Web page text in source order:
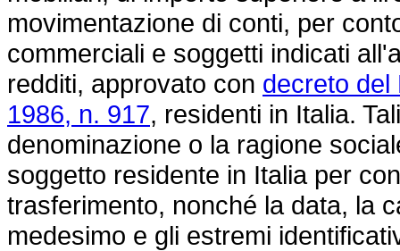
movimentazione di conti, per
commerciali e soggetti indicati
redditi, approvato con decreto del
1986, n. 917, residenti in Italia.
denominazione o la ragione
soggetto residente in Italia per
trasferimento, nonché la data, la
medesimo e gli estremi